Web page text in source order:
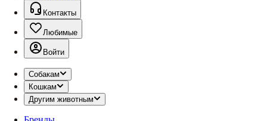
Контакты
Любимые
Войти
Собакам
Кошкам
Другим животным